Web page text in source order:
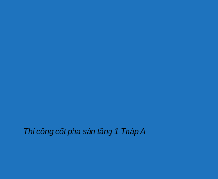
Thi công cốt pha sàn tầng 1 Tháp A